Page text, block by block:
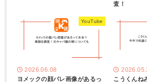
査！
YouTube
2026.06.08
ヨメックの顔バレ画像があるっ こうくんね